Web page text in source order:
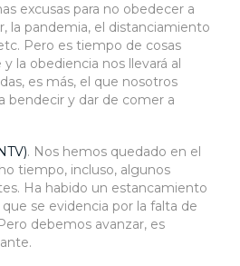
excusas para no obedecer a
la pandemia, el distanciamiento
Pero es tiempo de cosas
la obediencia nos llevará al
es más, el que nosotros
bendecir y dar de comer a
. Nos hemos quedado en el
tiempo, incluso, algunos
Ha habido un estancamiento
se evidencia por la falta de
debemos avanzar, es